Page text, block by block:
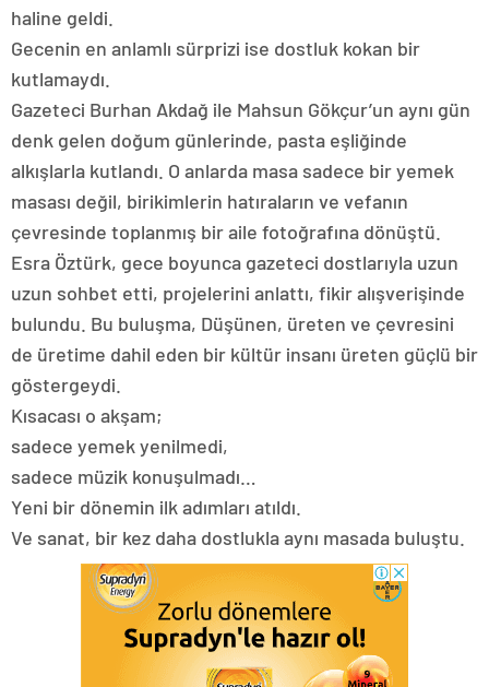
haline geldi.
Gecenin en anlamlı sürprizi ise dostluk kokan bir
kutlamaydı.
Gazeteci Burhan Akdağ ile Mahsun Gökçur’un aynı gün
denk gelen doğum günlerinde, pasta eşliğinde
alkışlarla kutlandı. O anlarda masa sadece bir yemek
masası değil, birikimlerin hatıraların ve vefanın
çevresinde toplanmış bir aile fotoğrafına dönüştü.
Esra Öztürk, gece boyunca gazeteci dostlarıyla uzun
uzun sohbet etti, projelerini anlattı, fikir alışverişinde
bulundu. Bu buluşma, Düşünen, üreten ve çevresini
de üretime dahil eden bir kültür insanı üreten güçlü bir
göstergeydi.
Kısacası o akşam;
sadece yemek yenilmedi,
sadece müzik konuşulmadı…
Yeni bir dönemin ilk adımları atıldı.
Ve sanat, bir kez daha dostlukla aynı masada buluştu.